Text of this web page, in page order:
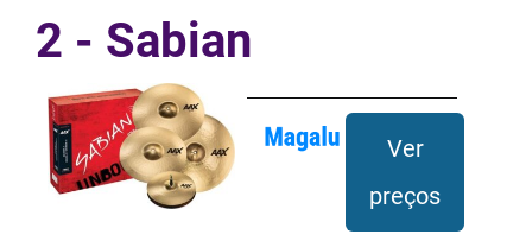
2 - Sabian
Ver
preços